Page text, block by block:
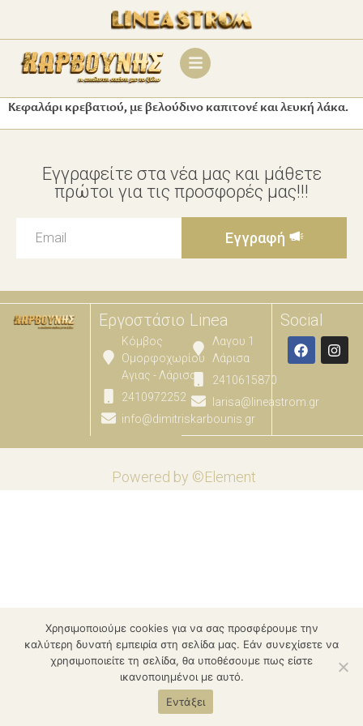
Κεφαλάρι κρεβατιού, με βελούδινο καπιτονέ και λευκή λάκα.
Εγγραφείτε στα νέα μας και μάθετε
πρώτοι για τις προσφορές μας!!!
Εγγραφή
Εργοστάσιο
Κόμβος
Ομορφοχωρίου
Αγιας - Λάρισας
2410972252
info@dimitriskarbounis.gr
Linea
Λαγου 1
Λάρισα
2410615870
larisa@lineastrom.gr
Social
Powered by ©Element
Χρησιμοποιούμε cookies για να σας προσφέρουμε την
καλύτερη δυνατή εμπειρία στη σελίδα μας. Εάν συνεχίσετε να
χρησιμοποιείτε τη σελίδα, θα υποθέσουμε πως είστε
ικανοποιημένοι με αυτό.
Εντάξει